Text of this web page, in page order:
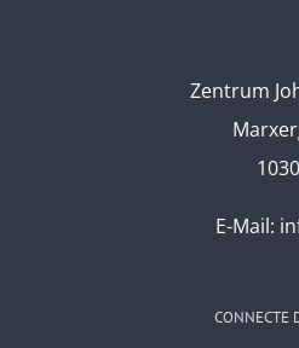
Zentrum
E-Mail:
CONNECTE